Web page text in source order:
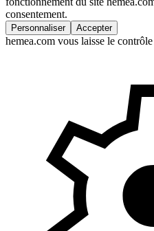
consentement.
Personnaliser Accepter
hemea.com vous laisse le